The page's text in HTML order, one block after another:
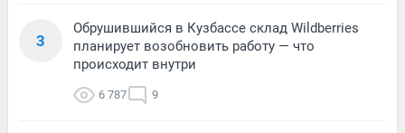
3
Обрушившийся в Кузбассе склад Wildberries
планирует возобновить работу — что
происходит внутри
6 787 9